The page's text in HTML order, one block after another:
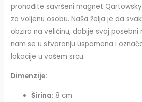
pronađite savršeni magnet
za voljenu osobu. Naša želja je da
obzira na veličinu, dobije svoj
nam se u stvaranju uspomena i
lokacije u vašem srcu.
Dimenzije:
Širina: 8 cm